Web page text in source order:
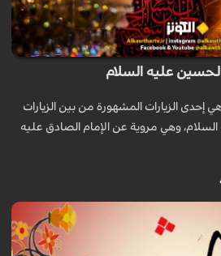
الحسين عليه السلام
هي إحدى الزيارات المشهورة من بين الزيارات
وهي مروية عن الإمام الصادق عليه